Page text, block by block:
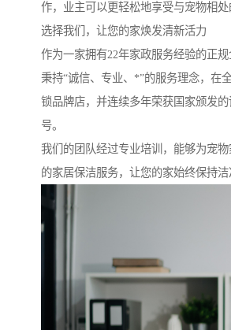
作，业主可以更轻松地享受与宠物相处
选择我们，让您的家焕发清新活力
作为一家拥有22年家政服务经验的正
秉持“诚信、专业、*”的服务理念，在
锁品牌店，并连续多年荣获国家颁发
号。
我们的团队经过专业培训，能够为宠
的家居保洁服务，让您的家始终保持洁